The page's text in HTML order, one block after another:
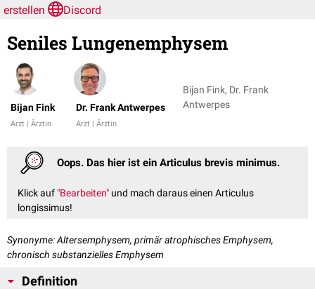
erstellen
Discord
Seniles Lungenemphysem
Bijan Fink
Arzt | Ärztin
Dr. Frank Antwerpes
Arzt | Ärztin
Bijan Fink, Dr. Frank
Antwerpes
Oops. Das hier ist ein Articulus brevis minimus.
Klick auf "Bearbeiten" und mach daraus einen Articulus
longissimus!
Synonyme: Altersemphysem, primär atrophisches Emphysem,
chronisch substanzielles Emphysem
Definition